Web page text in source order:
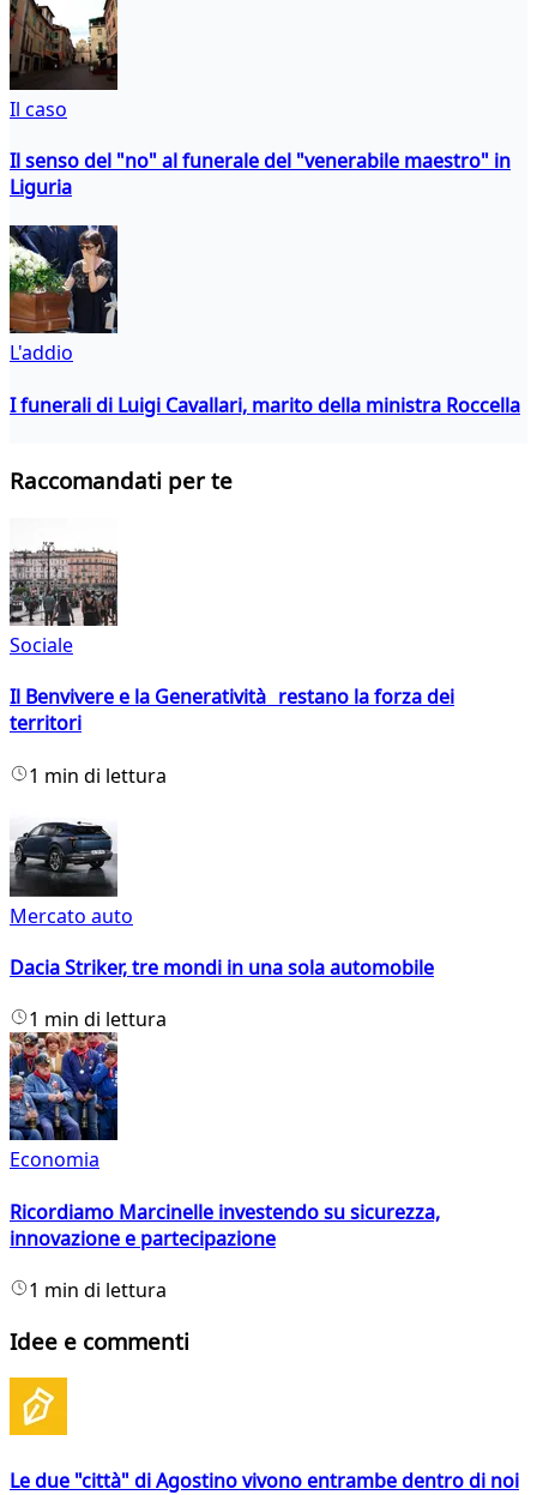
Il caso
Il senso del "no" al funerale del "venerabile maestro" in
Liguria
L'addio
I funerali di Luigi Cavallari, marito della ministra Roccella
Raccomandati per te
Sociale
Il Benvivere e la Generatività restano la forza dei
territori
1 min di lettura
Mercato auto
Dacia Striker, tre mondi in una sola automobile
1 min di lettura
Economia
Ricordiamo Marcinelle investendo su sicurezza,
innovazione e partecipazione
1 min di lettura
Idee e commenti
Le due "città" di Agostino vivono entrambe dentro di noi